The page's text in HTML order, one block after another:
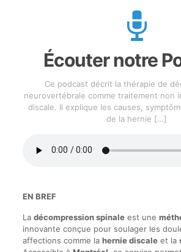
Écouter notre
Ce podcast décrit la thérapie de
neurovertébrale comme traitement non
discale. Il explique les causes,
de la hernie […]
EN BREF
La décompression spinaleest une
innovante conçue pour soulager les
affections comme la hernie discaleet la